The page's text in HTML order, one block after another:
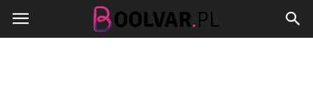
Boolvar.pl